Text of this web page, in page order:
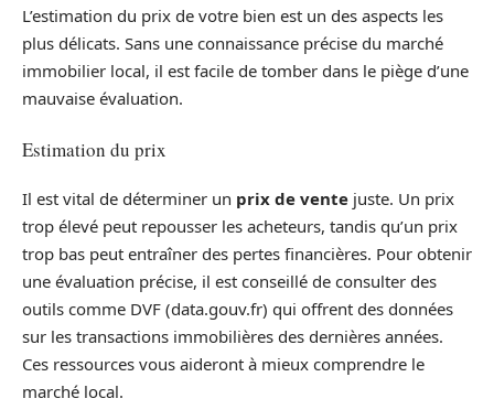
L’estimation du prix de votre bien est un des aspects les
plus délicats. Sans une connaissance précise du marché
immobilier local, il est facile de tomber dans le piège d’une
mauvaise évaluation.
Estimation du prix
Il est vital de déterminer un prix de vente juste. Un prix
trop élevé peut repousser les acheteurs, tandis qu’un prix
trop bas peut entraîner des pertes financières. Pour obtenir
une évaluation précise, il est conseillé de consulter des
outils comme DVF (data.gouv.fr) qui offrent des données
sur les transactions immobilières des dernières années.
Ces ressources vous aideront à mieux comprendre le
marché local.